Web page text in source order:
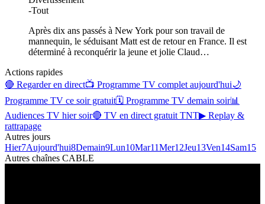
-Tout
Après dix ans passés à New York pour son travail de
mannequin, le séduisant Matt est de retour en France. Il est
déterminé à reconquérir la jeune et jolie Claud…
Actions rapides
🔴 Regarder en direct📺 Programme TV complet aujourd'hui🌙
Programme TV ce soir gratuit🗓 Programme TV demain soir📊
Audiences TV hier soir🔴 TV en direct gratuit TNT▶ Replay &
rattrapage
Autres jours
Hier7Aujourd'hui8Demain9Lun10Mar11Mer12Jeu13Ven14Sam15
Autres chaînes CABLE